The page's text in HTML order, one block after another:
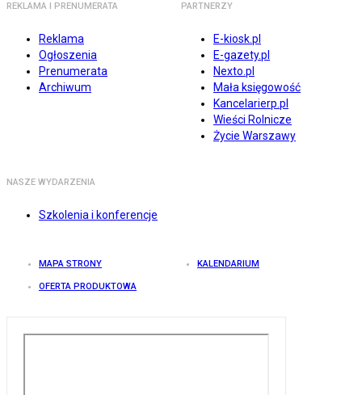
REKLAMA I PRENUMERATA
Reklama
Ogłoszenia
Prenumerata
Archiwum
PARTNERZY
E-kiosk.pl
E-gazety.pl
Nexto.pl
Mała księgowość
Kancelarierp.pl
Wieści Rolnicze
Życie Warszawy
NASZE WYDARZENIA
Szkolenia i konferencje
MAPA STRONY KALENDARIUM
OFERTA PRODUKTOWA